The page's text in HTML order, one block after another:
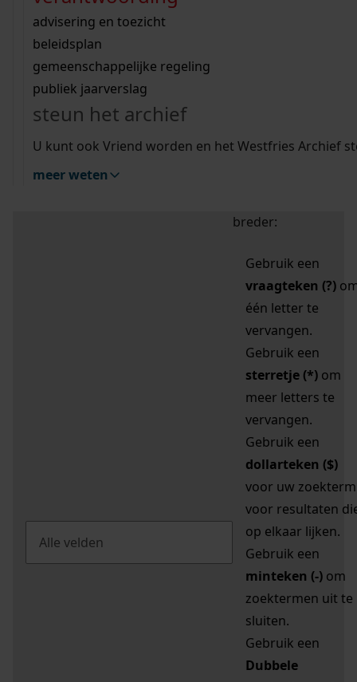
bouwvergunningen
omgevingsvergunningen
vergunningen
beeld en geluid
uitleg nodig?
Wij helpen u op weg met een aantal zoektips.
bekijk alle zoektips
Wij helpen u op weg met een aantal zoektips.
bekijk alle zoektips
bekijk ons geschiedenislokaal
advisering en toezicht
beleidsplan
gemeenschappelijke regeling
publiek jaarverslag
steun het archief
U kunt ook Vriend worden en het Westfries Archief
meer weten
zoektips
Mijn Studiezaal (inloggen)
uw zoekopdracht te
breder:
Gebruik een
vraagteken (?)
één letter te
vervangen.
Gebruik een
sterretje (*) om
meer letters te
vervangen.
Gebruik een
dollarteken ($)
voor uw zoekterm
voor resultaten
op elkaar lijken.
Gebruik een
minteken (-) om
zoektermen uit te
sluiten.
Gebruik een
Dubbele